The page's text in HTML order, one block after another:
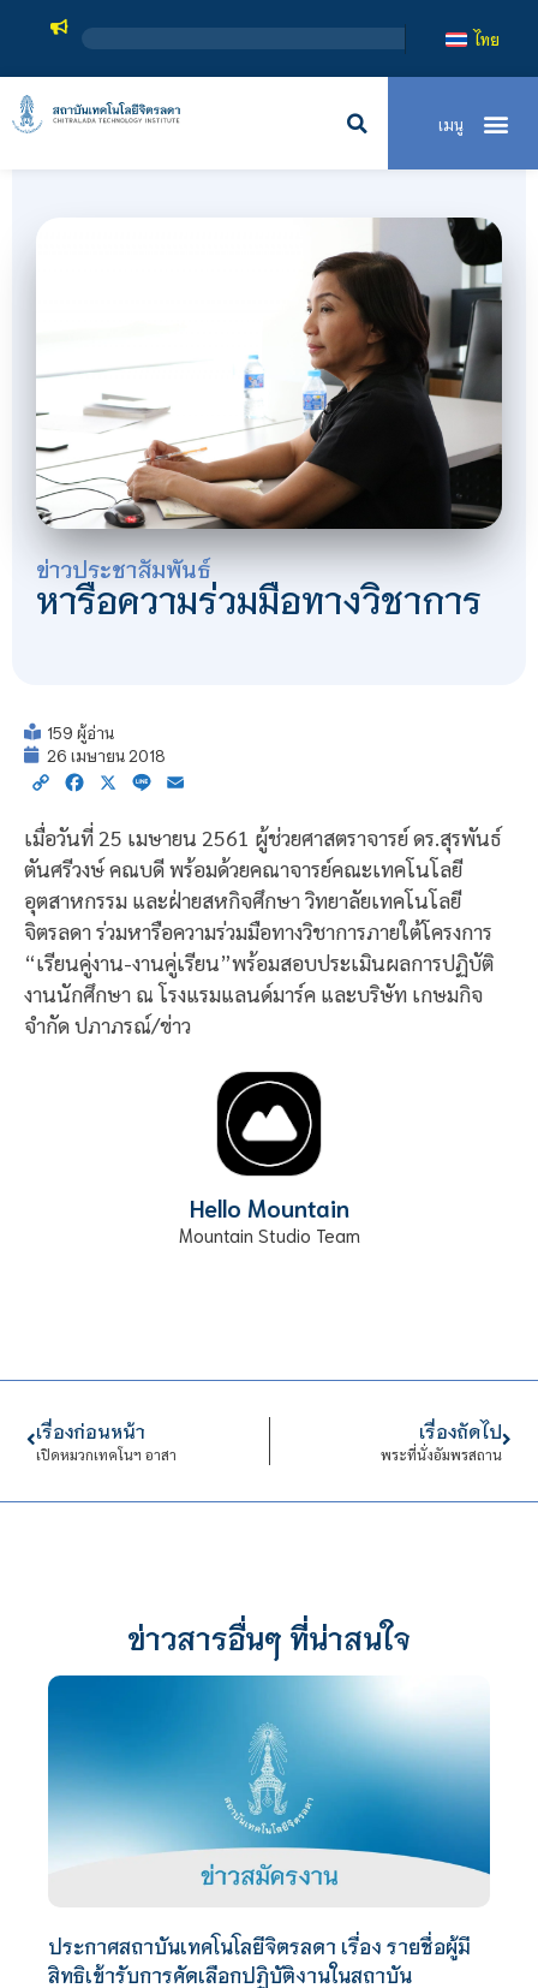
ไทย
ข่าวประชาสัมพันธ์
หารือความร่วมมือทางวิชาการ
159 ผู้อ่าน
26 เมษายน 2018
Copy Facebook
X Line
เมื่อวันที่ 25 เมษายน 2561 ผู้ช่วยศาสตราจารย์ ดร.สุรพันธ์
ตันศรีวงษ์ คณบดี พร้อมด้วยคณาจารย์คณะเทคโนโลยี
อุตสาหกรรม และฝ่ายสหกิจศึกษา วิทยาลัยเทคโนโลยี
จิตรลดา ร่วมหารือความร่วมมือทางวิชาการภายใต้โครงการ
“เรียนคู่งาน-งานคู่เรียน”พร้อมสอบประเมินผลการปฏิบัติ
งานนักศึกษา ณ โรงแรมแลนด์มาร์ค และบริษัท เกษมกิจ
จำกัด ปภาภรณ์/ข่าว
Hello Mountain
Mountain Studio Team
เรื่องก่อนหน้า
เปิดหมวกเทคโนฯ อาสา
เรื่องถัดไป
พระที่นั่งอัมพรสถาน
ข่าวสารอื่นๆ ที่น่าสนใจ
ประกาศสถาบันเทคโนโลยีจิตรลดา เรื่อง รายชื่อผู้มี
สิทธิเข้ารับการคัดเลือกปฏิบัติงานในสถาบัน